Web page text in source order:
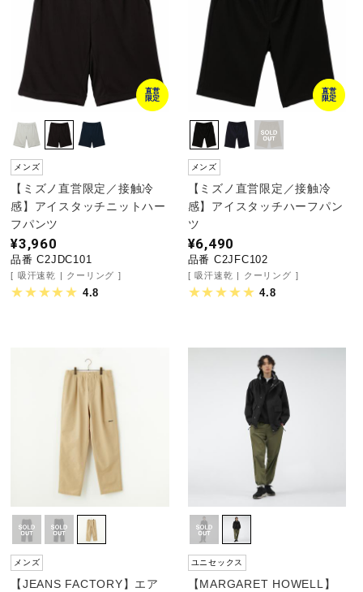
直営
限定
メンズ
【ミズノ直営限定／接触冷
感】アイスタッチニットハー
フパンツ
¥3,960
品番 C2JDC101
吸汗速乾 クーリング
4.8
直営
限定
メンズ
【ミズノ直営限定／接触冷
感】アイスタッチハーフパン
ツ
¥6,490
品番 C2JFC102
吸汗速乾 クーリング
4.8
メンズ
【JEANS FACTORY】エア
ユニセックス
【MARGARET HOWELL】